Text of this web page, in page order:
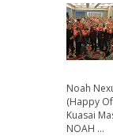
Noah
(Happy
Kuasai
NOAH ...